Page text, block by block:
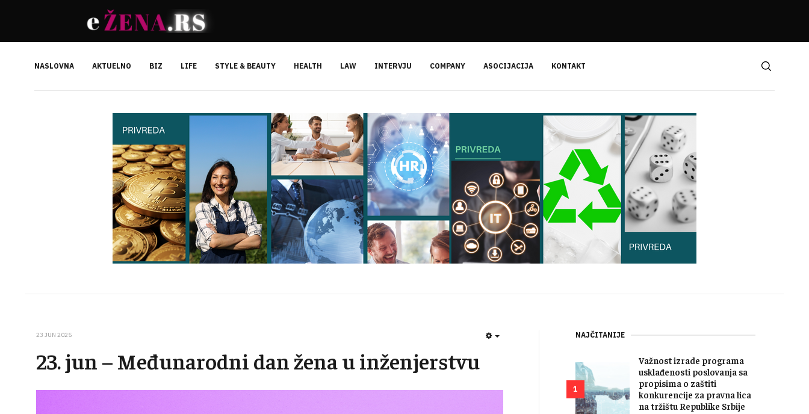
NASLOVNA AKTUELNO BIZ LIFE STYLE & BEAUTY HEALTH LAW INTERVJU COMPANY ASOCIJACIJA KONTAKT
23 JUN 2025
23. jun – Međunarodni dan žena u inženjerstvu
NAJČITANIJE
1
Važnost izrade programa
usklađenosti poslovanja sa
propisima o zaštiti
konkurencije za pravna lica
na tržištu Republike Srbije